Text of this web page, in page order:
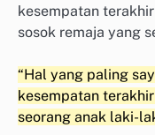
kesempatan
sosok remaja yang
“Hal yang paling
kesempatan
seorang anak laki-